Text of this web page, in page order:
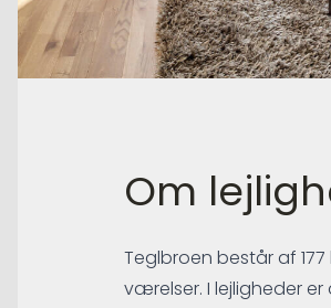
Om
Teglbroen består af 177
værelser. I lejligheder